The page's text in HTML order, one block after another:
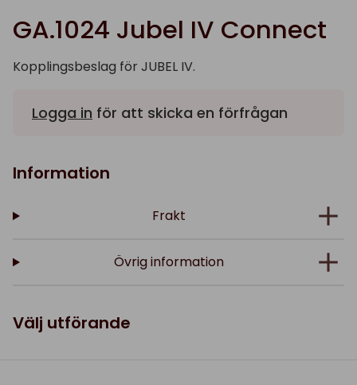
GA.1024 Jubel IV Connect
Kopplingsbeslag för JUBEL IV.
Logga in för att skicka en förfrågan
Information
Frakt
Övrig information
Välj utförande